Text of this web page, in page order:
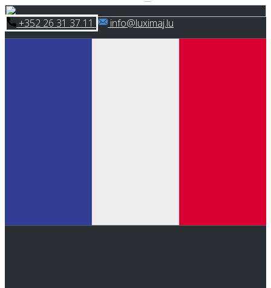
Skip
to
content
​+352 26 31 37 11 ​info@luximaj.lu